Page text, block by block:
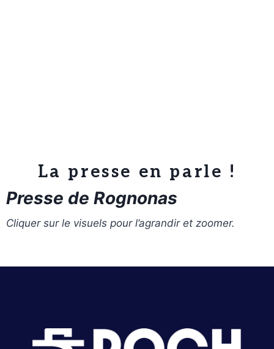
La presse en parle !
Presse de Rognonas
Cliquer sur le visuels pour l’agrandir et zoomer.